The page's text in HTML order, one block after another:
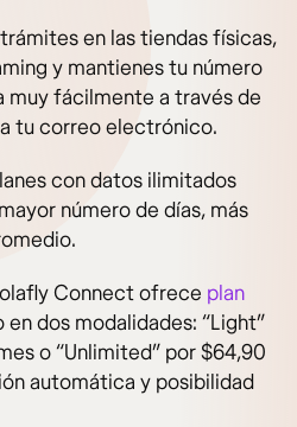
en las tiendas físicas,
y mantienes tu número
muy fácilmente a través de
tu correo electrónico.
con datos ilimitados
número de días, más
Connect ofrece plan
dos modalidades: “Light”
o “Unlimited” por $64,90
automática y posibilidad